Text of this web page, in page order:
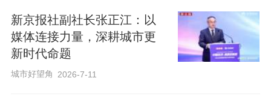
新京报社副社长张正江：以
媒体连接力量，深耕城市更
新时代命题
城市好望角 2026-7-11